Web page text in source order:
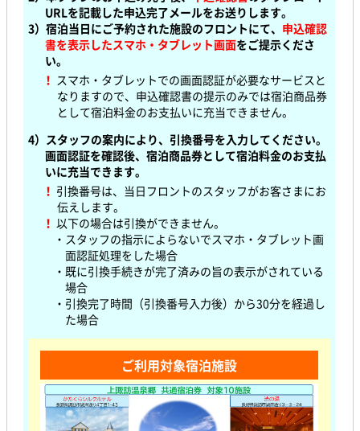
URLを記載した申込完了メールをお送りします。
3）宿泊当日にご予約された施設のフロントにて、 申込確認
書を表示したスマホ・タブレット画面をご提示くださ
い。
！ スマホ・タブレットでの画面認証が必要なサービスと
なりますので、申込確認書の提示のみでは宿泊商品券
として宿泊料金のお支払いに充当できません。
4）スタッフの案内により、引換番号を入力してください。
画面認証を確認後、宿泊商品券として宿泊料金のお支払
いに充当できます。
！ 引換番号は、当日フロントのスタッフがお客さまにお
伝えします。
！ 以下の場合は引換ができません。
・スタッフの指示によらないでスマホ・タブレット画
面認証処理をした場合
・既に引換手続きが完了済みの旨の表示がされている
場合
・引換完了時間（引換番号入力後）から30分を経過し
た場合
ご利用対象宿泊施設